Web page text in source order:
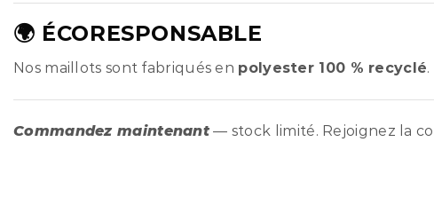
🌍 ÉCORESPONSABLE
Nos maillots sont fabriqués en polyester 100 % recyclé
Commandez maintenant — stock limité. Rejoignez la